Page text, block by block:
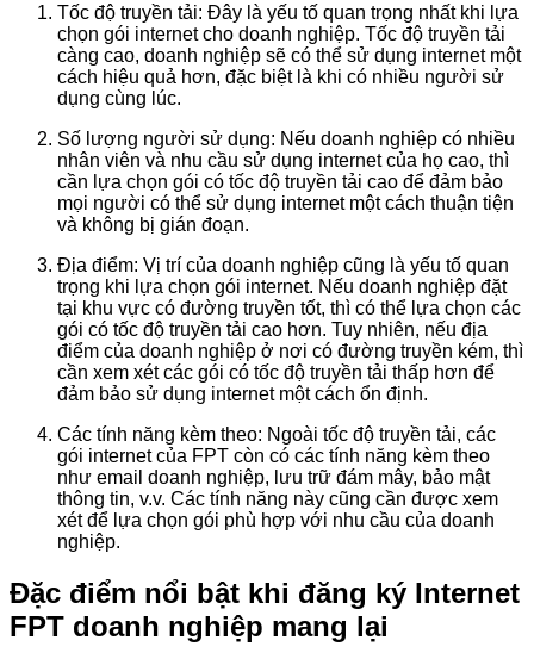
Tốc độ truyền tải: Đây là yếu tố quan trọng nhất khi lựa
chọn gói internet cho doanh nghiệp. Tốc độ truyền tải
càng cao, doanh nghiệp sẽ có thể sử dụng internet một
cách hiệu quả hơn, đặc biệt là khi có nhiều người sử
dụng cùng lúc.
Số lượng người sử dụng: Nếu doanh nghiệp có nhiều
nhân viên và nhu cầu sử dụng internet của họ cao, thì
cần lựa chọn gói có tốc độ truyền tải cao để đảm bảo
mọi người có thể sử dụng internet một cách thuận tiện
và không bị gián đoạn.
Địa điểm: Vị trí của doanh nghiệp cũng là yếu tố quan
trọng khi lựa chọn gói internet. Nếu doanh nghiệp đặt
tại khu vực có đường truyền tốt, thì có thể lựa chọn các
gói có tốc độ truyền tải cao hơn. Tuy nhiên, nếu địa
điểm của doanh nghiệp ở nơi có đường truyền kém, thì
cần xem xét các gói có tốc độ truyền tải thấp hơn để
đảm bảo sử dụng internet một cách ổn định.
Các tính năng kèm theo: Ngoài tốc độ truyền tải, các
gói internet của FPT còn có các tính năng kèm theo
như email doanh nghiệp, lưu trữ đám mây, bảo mật
thông tin, v.v. Các tính năng này cũng cần được xem
xét để lựa chọn gói phù hợp với nhu cầu của doanh
nghiệp.
Đặc điểm nổi bật khi đăng ký Internet
FPT doanh nghiệp mang lại